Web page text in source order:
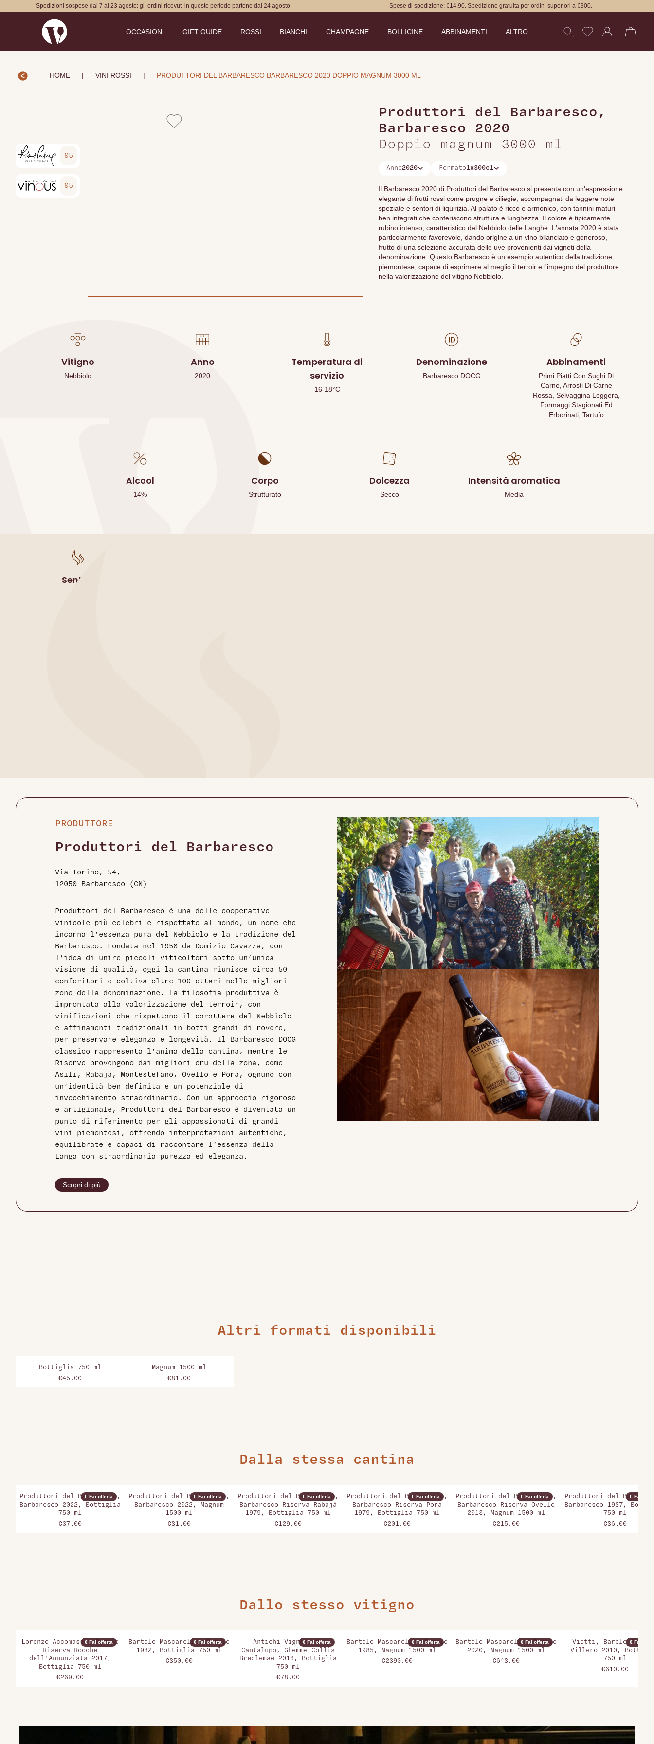
Spedizioni sospese dal 7 al 23 agosto: gli ordini ricevuti in questo periodo partono dal 24 agosto. Spese di spedizione: €14,90. Spedizione gratuita per ordini superiori a €300.
OCCASIONI GIFT GUIDE ROSSI BIANCHI CHAMPAGNE BOLLICINE ABBINAMENTI ALTRO
HOME | VINI ROSSI | PRODUTTORI DEL BARBARESCO BARBARESCO 2020 DOPPIO MAGNUM 3000 ML
95
95
Produttori del Barbaresco ,
Barbaresco 2020
Doppio magnum 3000 ml
Anno2020 Formato1x300cl
Il Barbaresco 2020 di Produttori del Barbaresco si presenta con un'espressione
elegante di frutti rossi come prugne e ciliegie, accompagnati da leggere note
speziate e sentori di liquirizia. Al palato è ricco e armonico, con tannini maturi
ben integrati che conferiscono struttura e lunghezza. Il colore è tipicamente
rubino intenso, caratteristico del Nebbiolo delle Langhe. L'annata 2020 è stata
particolarmente favorevole, dando origine a un vino bilanciato e generoso,
frutto di una selezione accurata delle uve provenienti dai vigneti della
denominazione. Questo Barbaresco è un esempio autentico della tradizione
piemontese, capace di esprimere al meglio il terroir e l'impegno del produttore
nella valorizzazione del vitigno Nebbiolo.
Vitigno
Nebbiolo
Anno
2020
Temperatura di
servizio
16-18°C
Denominazione
Barbaresco DOCG
Abbinamenti
Primi Piatti Con Sughi Di
Carne, Arrosti Di Carne
Rossa, Selvaggina Leggera,
Formaggi Stagionati Ed
Erborinati, Tartufo
Alcool
14%
Corpo
Strutturato
Dolcezza
Secco
Intensità aromatica
Media
Sentori
PRODUTTORE
Produttori del Barbaresco
Via Torino, 54,
12050 Barbaresco (CN)
Produttori del Barbaresco è una delle cooperative
vinicole più celebri e rispettate al mondo, un nome che
incarna l’essenza pura del Nebbiolo e la tradizione del
Barbaresco. Fondata nel 1958 da Domizio Cavazza, con
l’idea di unire piccoli viticoltori sotto un’unica
visione di qualità, oggi la cantina riunisce circa 50
conferitori e coltiva oltre 100 ettari nelle migliori
zone della denominazione. La filosofia produttiva è
improntata alla valorizzazione del terroir, con
vinificazioni che rispettano il carattere del Nebbiolo
e affinamenti tradizionali in botti grandi di rovere,
per preservare eleganza e longevità. Il Barbaresco DOCG
classico rappresenta l’anima della cantina, mentre le
Riserve provengono dai migliori cru della zona, come
Asili, Rabajà, Montestefano, Ovello e Pora, ognuno con
un’identità ben definita e un potenziale di
invecchiamento straordinario. Con un approccio rigoroso
e artigianale, Produttori del Barbaresco è diventata un
punto di riferimento per gli appassionati di grandi
vini piemontesi, offrendo interpretazioni autentiche,
equilibrate e capaci di raccontare l’essenza della
Langa con straordinaria purezza ed eleganza.
Scopri di più
Altri formati disponibili
Bottiglia 750 ml
€45.00
Magnum 1500 ml
€81.00
Dalla stessa cantina
€ Fai offerta
Produttori del Barbaresco,
Barbaresco 2022, Bottiglia
750 ml
€37.00
€ Fai offerta
Produttori del Barbaresco,
Barbaresco 2022, Magnum
1500 ml
€81.00
€ Fai offerta
Produttori del Barbaresco,
Barbaresco Riserva Rabajà
1979, Bottiglia 750 ml
€129.00
€ Fai offerta
Produttori del Barbaresco,
Barbaresco Riserva Pora
1979, Bottiglia 750 ml
€201.00
€ Fai offerta
Produttori del Barbaresco,
Barbaresco Riserva Ovello
2013, Magnum 1500 ml
€215.00
€ Fai
Produttori del
Barbaresco 1987,
750 ml
€86.00
Dallo stesso vitigno
€ Fai offerta
Lorenzo Accomasso, Barolo
Riserva Rocche
dell'Annunziata 2017,
Bottiglia 750 ml
€269.00
€ Fai offerta
Bartolo Mascarello, Barolo
1982, Bottiglia 750 ml
€850.00
€ Fai offerta
Antichi Vigneti di
Cantalupo, Ghemme Collis
Breclemae 2016, Bottiglia
750 ml
€78.00
€ Fai offerta
Bartolo Mascarello, Barolo
1985, Magnum 1500 ml
€2390.00
€ Fai offerta
Bartolo Mascarello, Barolo
2020, Magnum 1500 ml
€648.00
€ Fai
Vietti, Barolo
Villero 2010,
750 ml
€610.00